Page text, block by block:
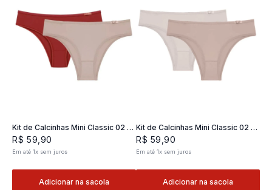
Kit de Calcinhas Mini Classic 02 -
2 und
R$ 59 90
Em até1x sem juros
Adicionar na sacola
Kit de Calcinhas Mini Classic 02 -
2 und
R$ 59 ,90
Em até 1x sem juros
Adicionar na sacola